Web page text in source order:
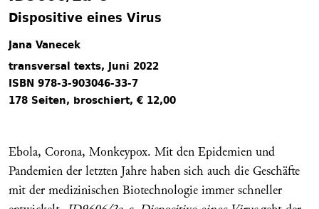
Dispositive eines Virus
Jana Vanecek
transversal texts, Juni 2022
ISBN 978-3-903046-33-7
178 Seiten, broschiert, € 12,00
Ebola, Corona, Monkeypox. Mit den Epidemien und
Pandemien der letzten Jahre haben sich auch die Geschäfte
mit der medizinischen Biotechnologie immer schneller